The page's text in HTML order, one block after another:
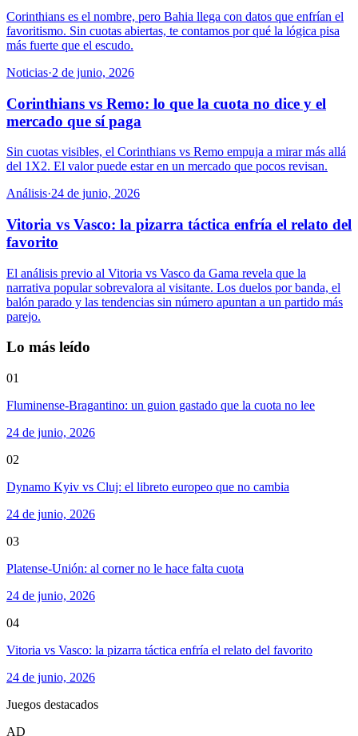
Corinthians es el nombre, pero Bahia llega con datos que enfrían el
favoritismo. Sin cuotas abiertas, te contamos por qué la lógica pisa
más fuerte que el escudo.
Noticias·2 de junio, 2026
Corinthians vs Remo: lo que la cuota no dice y el
mercado que sí paga
Sin cuotas visibles, el Corinthians vs Remo empuja a mirar más allá
del 1X2. El valor puede estar en un mercado que pocos revisan.
Análisis·24 de junio, 2026
Vitoria vs Vasco: la pizarra táctica enfría el relato del
favorito
El análisis previo al Vitoria vs Vasco da Gama revela que la
narrativa popular sobrevalora al visitante. Los duelos por banda, el
balón parado y las tendencias sin número apuntan a un partido más
parejo.
Lo más leído
01
Fluminense-Bragantino: un guion gastado que la cuota no lee
24 de junio, 2026
02
Dynamo Kyiv vs Cluj: el libreto europeo que no cambia
24 de junio, 2026
03
Platense-Unión: al corner no le hace falta cuota
24 de junio, 2026
04
Vitoria vs Vasco: la pizarra táctica enfría el relato del favorito
24 de junio, 2026
Juegos destacados
AD